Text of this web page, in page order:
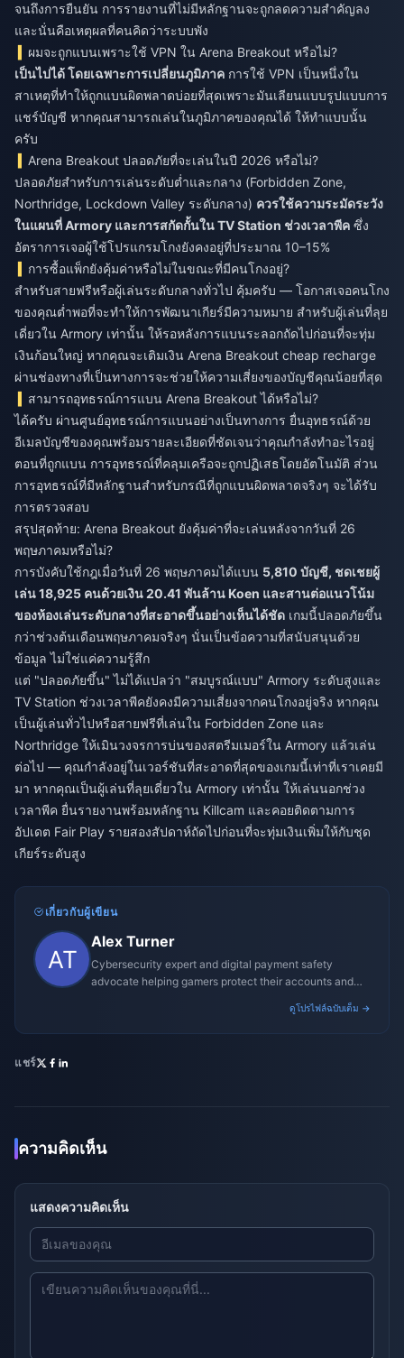
จนถึงการยืนยัน การรายงานที่ไม่มีหลักฐานจะถูกลดความสำคัญลง
และนั่นคือเหตุผลที่คนคิดว่าระบบพัง
ผมจะถูกแบนเพราะใช้ VPN ใน Arena Breakout หรือไม่?
เป็นไปได้ โดยเฉพาะการเปลี่ยนภูมิภาค การใช้ VPN เป็นหนึ่งใน
สาเหตุที่ทำให้ถูกแบนผิดพลาดบ่อยที่สุดเพราะมันเลียนแบบรูปแบบการ
แชร์บัญชี หากคุณสามารถเล่นในภูมิภาคของคุณได้ ให้ทำแบบนั้น
ครับ
Arena Breakout ปลอดภัยที่จะเล่นในปี 2026 หรือไม่?
ปลอดภัยสำหรับการเล่นระดับต่ำและกลาง (Forbidden Zone,
Northridge, Lockdown Valley ระดับกลาง) ควรใช้ความระมัดระวัง
ในแผนที่ Armory และการสกัดกั้นใน TV Station ช่วงเวลาพีค ซึ่ง
อัตราการเจอผู้ใช้โปรแกรมโกงยังคงอยู่ที่ประมาณ 10–15%
การซื้อแพ็กยังคุ้มค่าหรือไม่ในขณะที่มีคนโกงอยู่?
สำหรับสายฟรีหรือผู้เล่นระดับกลางทั่วไป คุ้มครับ — โอกาสเจอคนโกง
ของคุณต่ำพอที่จะทำให้การพัฒนาเกียร์มีความหมาย สำหรับผู้เล่นที่ลุย
เดี่ยวใน Armory เท่านั้น ให้รอหลังการแบนระลอกถัดไปก่อนที่จะทุ่ม
เงินก้อนใหญ่ หากคุณจะเติมเงิน Arena Breakout cheap recharge
ผ่านช่องทางที่เป็นทางการจะช่วยให้ความเสี่ยงของบัญชีคุณน้อยที่สุด
สามารถอุทธรณ์การแบน Arena Breakout ได้หรือไม่?
ได้ครับ ผ่านศูนย์อุทธรณ์การแบนอย่างเป็นทางการ ยื่นอุทธรณ์ด้วย
อีเมลบัญชีของคุณพร้อมรายละเอียดที่ชัดเจนว่าคุณกำลังทำอะไรอยู่
ตอนที่ถูกแบน การอุทธรณ์ที่คลุมเครือจะถูกปฏิเสธโดยอัตโนมัติ ส่วน
การอุทธรณ์ที่มีหลักฐานสำหรับกรณีที่ถูกแบนผิดพลาดจริงๆ จะได้รับ
การตรวจสอบ
สรุปสุดท้าย: Arena Breakout ยังคุ้มค่าที่จะเล่นหลังจากวันที่ 26
พฤษภาคมหรือไม่?
การบังคับใช้กฎเมื่อวันที่ 26 พฤษภาคมได้แบน 5,810 บัญชี, ชดเชยผู้
เล่น 18,925 คนด้วยเงิน 20.41 พันล้าน Koen และสานต่อแนวโน้ม
ของห้องเล่นระดับกลางที่สะอาดขึ้นอย่างเห็นได้ชัด เกมนี้ปลอดภัยขึ้น
กว่าช่วงต้นเดือนพฤษภาคมจริงๆ นั่นเป็นข้อความที่สนับสนุนด้วย
ข้อมูล ไม่ใช่แค่ความรู้สึก
แต่ "ปลอดภัยขึ้น" ไม่ได้แปลว่า "สมบูรณ์แบบ" Armory ระดับสูงและ
TV Station ช่วงเวลาพีคยังคงมีความเสี่ยงจากคนโกงอยู่จริง หากคุณ
เป็นผู้เล่นทั่วไปหรือสายฟรีที่เล่นใน Forbidden Zone และ
Northridge ให้เมินวงจรการบ่นของสตรีมเมอร์ใน Armory แล้วเล่น
ต่อไป — คุณกำลังอยู่ในเวอร์ชันที่สะอาดที่สุดของเกมนี้เท่าที่เราเคยมี
มา หากคุณเป็นผู้เล่นที่ลุยเดี่ยวใน Armory เท่านั้น ให้เล่นนอกช่วง
เวลาพีค ยื่นรายงานพร้อมหลักฐาน Killcam และคอยติดตามการ
อัปเดต Fair Play รายสองสัปดาห์ถัดไปก่อนที่จะทุ่มเงินเพิ่มให้กับชุด
เกียร์ระดับสูง
เกี่ยวกับผู้เขียน
Alex Turner
Cybersecurity expert and digital payment safety
advocate helping gamers protect their accounts and
ดูโปรไฟล์ฉบับเต็ม →
แชร์
ความคิดเห็น
แสดงความคิดเห็น